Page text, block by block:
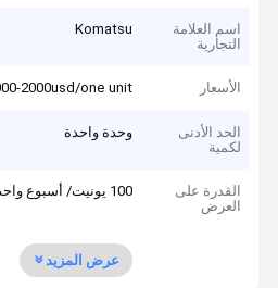
اسم العلامة
التجارية
Komatsu
الأسعار 2000usd/one unit
الحد الأدنى
لكمية
وحدة واحدة
القدرة على
العرض
100 يونيت/ أسبوع واحد
عرض المزيد